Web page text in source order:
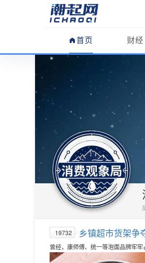
首页 财经
19732 乡镇超市货架争
曾经，康师傅、统一等泡面品牌牢